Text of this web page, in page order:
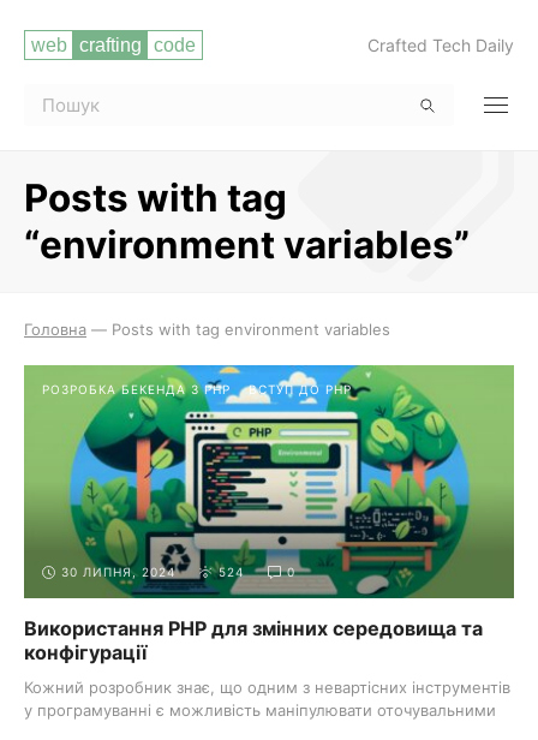
Crafted Tech Daily
Posts with tag
“environment variables”
Читати повністю
Головна — Posts with tag environment variables
РОЗРОБКА БЕКЕНДА З PHP ВСТУП ДО PHP
30 ЛИПНЯ, 2024 524 0
Використання PHP для змінних середовища та
конфігурації
Кожний розробник знає, що одним з невартісних інструментів
у програмуванні є можливість маніпулювати оточувальними